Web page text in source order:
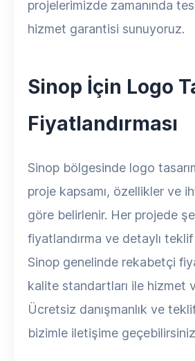
projelerimizde zamanında
hizmet garantisi sunuyoruz.
Sinop İçin Logo
Fiyatlandırması
Sinop bölgesinde logo
proje kapsamı, özellikler ve
göre belirlenir. Her projede
fiyatlandırma ve detaylı
Sinop genelinde rekabetçi
kalite standartları ile hizmet
Ücretsiz danışmanlık ve
bizimle iletişime